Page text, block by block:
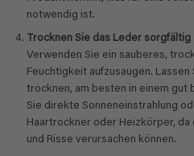
notwendig ist.
Trocknen Sie das Leder sorgfältig
Verwenden Sie ein sauberes,
Feuchtigkeit aufzusaugen.
trocknen, am besten in einem gut
Sie direkte Sonneneinstrahlung
Haartrockner oder Heizkörper,
und Risse verursachen können.